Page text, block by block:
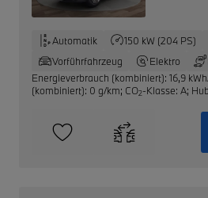
Automatik 150 kW (204 PS)
Vorführfahrzeug
Elektro
Energieverbrauch (kombiniert): 16,9
(kombiniert): 0 g/km; CO2-Klasse: A;